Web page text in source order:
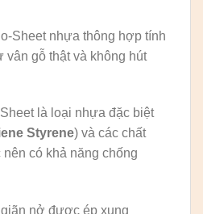
Sheet nhựa thông hợp tính
vân gỗ thật và không hút
là loại nhựa đặc biệt
Styrene) và các chất
có khả năng chống
nở được ép xung